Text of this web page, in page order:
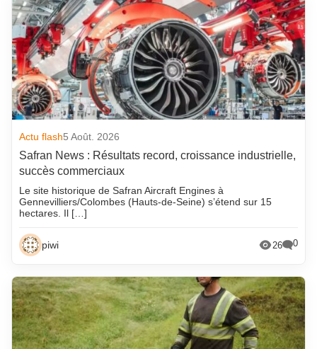
Actu flash5 Août. 2026
Safran News : Résultats record, croissance industrielle,
succès commerciaux
Le site historique de Safran Aircraft Engines à
Gennevilliers/Colombes (Hauts-de-Seine) s’étend sur 15
hectares. Il […]
piwi 26 0